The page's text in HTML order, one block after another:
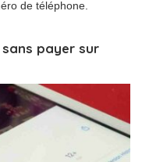
de téléphone.
payer sur